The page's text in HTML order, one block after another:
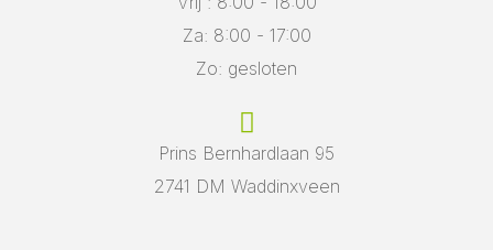
Za: 8:00 - 17:00
Zo: gesloten
Prins Bernhardlaan 95
2741 DM Waddinxveen